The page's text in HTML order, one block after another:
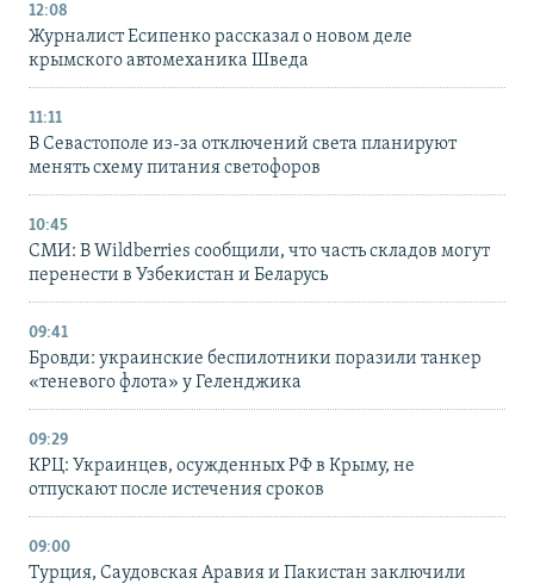
12:08
Журналист Есипенко рассказал о новом деле
крымского автомеханика Шведа
11:11
В Севастополе из-за отключений света планируют
менять схему питания светофоров
10:45
СМИ: В Wildberries сообщили, что часть складов могут
перенести в Узбекистан и Беларусь
09:41
Бровди: украинские беспилотники поразили танкер
«теневого флота» у Геленджика
09:29
КРЦ: Украинцев, осужденных РФ в Крыму, не
отпускают после истечения сроков
09:00
Турция, Саудовская Аравия и Пакистан заключили